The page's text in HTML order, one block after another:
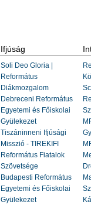
Ifjúság
Soli Deo Gloria |
Református
Diákmozgalom
Debreceni Református
Egyetemi és Főiskolai
Gyülekezet
Tiszáninneni Ifjúsági
Misszió - TIREKIFI
Református Fiatalok
Szövetsége
Budapesti Református
Egyetemi és Főiskolai
Gyülekezet